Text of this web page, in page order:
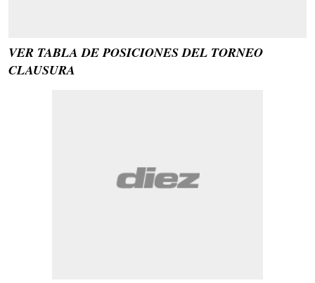
VER TABLA DE POSICIONES DEL TORNEO
CLAUSURA